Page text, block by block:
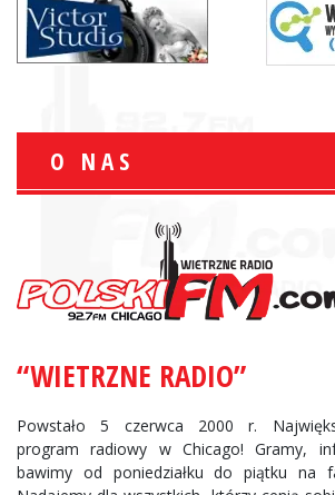
O NAS
“WIETRZNE RADIO”
Powstało 5 czerwca 2000 r.
program radiowy w Chicago! Gramy,
bawimy od poniedziałku do piątku na